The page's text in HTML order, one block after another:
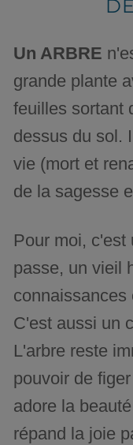
Un ARBRE
grande plante
feuilles sortant
dessus du sol.
vie (mort et
de la sagesse
Pour moi, c'est
passe, un vieil
connaissances
C'est aussi un
L'arbre reste
pouvoir de
adore la
répand la joie